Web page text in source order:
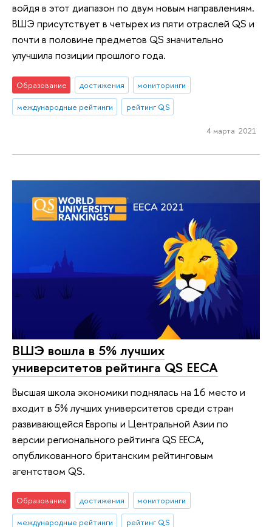
войдя в этот диапазон по двум новым направлениям.
ВШЭ присутствует в четырех из пяти отраслей QS и
почти в половине предметов QS значительно
улучшила позиции прошлого года.
Образование достижения
мониторинги
международные рейтинги
рейтинг QS
4 марта 2021
ВШЭ вошла в 5% лучших
университетов рейтинга QS EECA
Высшая школа экономики поднялась на 16 место и
входит в 5% лучших университетов среди стран
развивающейся Европы и Центральной Азии по
версии регионального рейтинга QS EECA,
опубликованного британским рейтинговым
агентством QS.
Образование достижения
мониторинги
международные рейтинги
рейтинг QS